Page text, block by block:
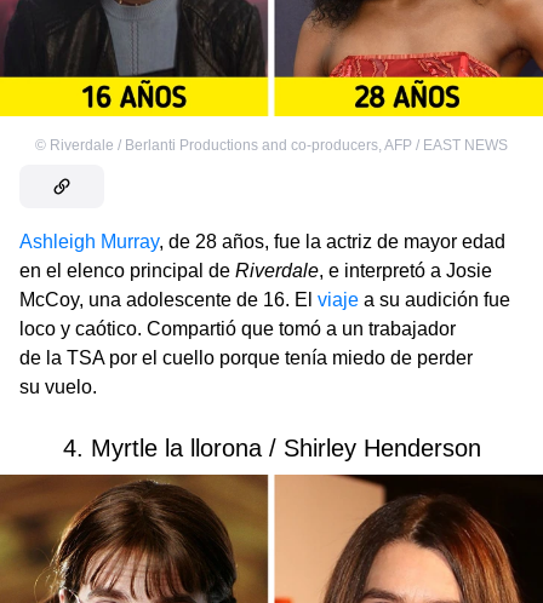
© Riverdale / Berlanti Productions and co-producers, AFP / EAST NEWS
Ashleigh Murray, de 28 años, fue la actriz de mayor edad
en el elenco principal de Riverdale, e interpretó a Josie
McCoy, una adolescente de 16. El viaje a su audición fue
loco y caótico. Compartió que tomó a un trabajador
de la TSA por el cuello porque tenía miedo de perder
su vuelo.
4. Myrtle la llorona / Shirley Henderson